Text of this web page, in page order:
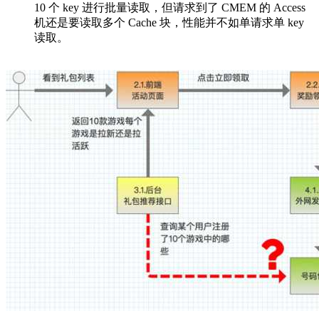
10 个 key 进行批量读取，但请求到了 CMEM 的 Access
机还是要读取多个 Cache 块，性能并不如单请求单 key
读取。